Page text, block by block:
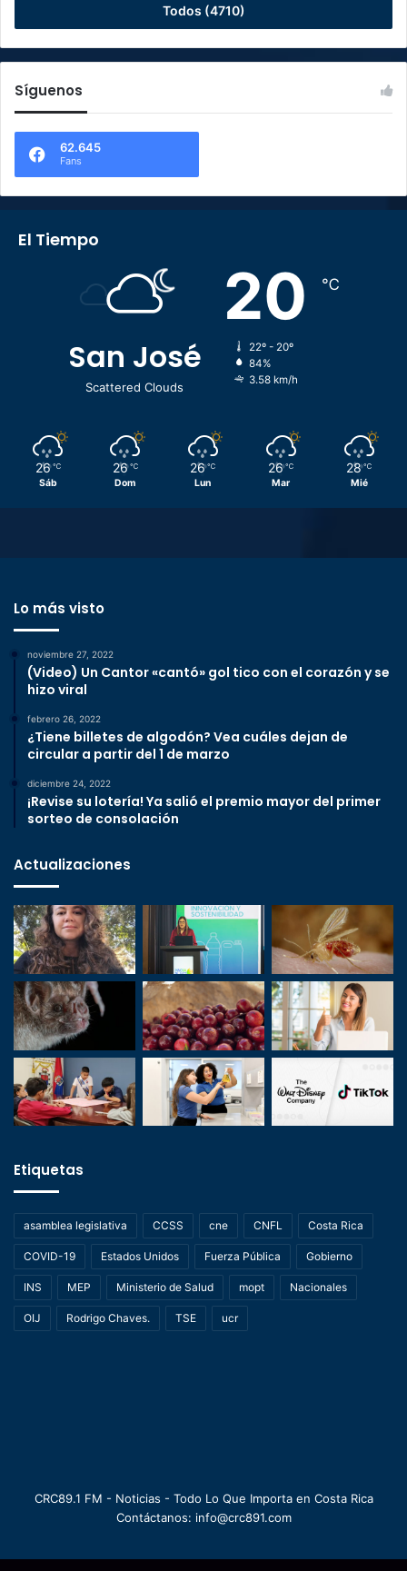
Todos (4710)
Síguenos
62.645
Fans
El Tiempo
San José
Scattered Clouds
20 ℃
22º - 20º
84%
3.58 km/h
26 ℃
Sáb
26 ℃
Dom
26 ℃
Lun
26 ℃
Mar
28 ℃
Mié
Lo más visto
noviembre 27, 2022
(Video) Un Cantor «cantó» gol tico con el corazón y se
hizo viral
febrero 26, 2022
¿Tiene billetes de algodón? Vea cuáles dejan de
circular a partir del 1 de marzo
diciembre 24, 2022
¡Revise su lotería! Ya salió el premio mayor del primer
sorteo de consolación
Actualizaciones
Etiquetas
asamblea legislativa CCSS cne CNFL Costa Rica
COVID-19 Estados Unidos Fuerza Pública Gobierno
INS MEP Ministerio de Salud mopt Nacionales
OIJ Rodrigo Chaves. TSE ucr
CRC89.1 FM - Noticias - Todo Lo Que Importa en Costa Rica
Contáctanos: info@crc891.com